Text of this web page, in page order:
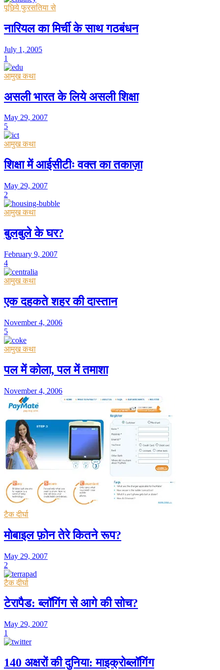
पूछिये फुरसतिया से
नारियल का मिर्ची के साथ गठबंधन
July 1, 2005
1
आमुख कथा
असली भारत के लिये असली शिक्षा
May 29, 2007
5
आमुख कथा
शिक्षा में आईसीटीः वक्त का तकाज़ा
May 29, 2007
2
आमुख कथा
बुलबुले के घर?
February 9, 2007
4
आमुख कथा
एक दहकते शहर की दास्तान
November 4, 2006
5
आमुख कथा
पल में कोला, पल में तमाशा
November 4, 2006
टैक दीर्घा
मोबाइल फ़ोन तेरे कितने रूप?
May 29, 2007
2
टैक दीर्घा
टेरापैड: ब्लॉगिंग से आगे की सोच?
May 29, 2007
1
140 अक्षरों की दुनिया: माइक्रोब्लॉगिंग